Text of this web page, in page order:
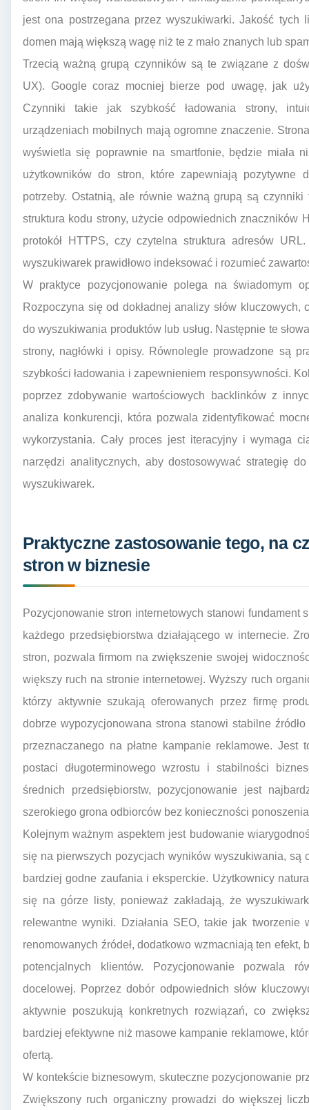
jest ona postrzegana przez wyszukiwarki. Jakość
domen mają większą wagę niż te z mało znanych lub
Trzecią ważną grupą czynników są te związane z
UX). Google coraz mocniej bierze pod uwagę, jak
Czynniki takie jak szybkość ładowania strony,
urządzeniach mobilnych mają ogromne znaczenie.
wyświetla się poprawnie na smartfonie, będzie miała
użytkowników do stron, które zapewniają pozytywne
potrzeby. Ostatnią, ale równie ważną grupą są
struktura kodu strony, użycie odpowiednich znaczników
protokół HTTPS, czy czytelna struktura adresów
wyszukiwarek prawidłowo indeksować i rozumieć
W praktyce pozycjonowanie polega na świadomym
Rozpoczyna się od dokładnej analizy słów
do wyszukiwania produktów lub usług. Następnie te
strony, nagłówki i opisy. Równolegle prowadzone są
szybkości ładowania i zapewnieniem responsywności.
poprzez zdobywanie wartościowych backlinków z
analiza konkurencji, która pozwala zidentyfikować
wykorzystania. Cały proces jest iteracyjny i wymaga
narzędzi analitycznych, aby dostosowywać strategię
wyszukiwarek.
Praktyczne zastosowanie tego, na
stron w biznesie
Pozycjonowanie stron internetowych stanowi fundament
każdego przedsiębiorstwa działającego w internecie.
stron, pozwala firmom na zwiększenie swojej
większy ruch na stronie internetowej. Wyższy ruch
którzy aktywnie szukają oferowanych przez firmę
dobrze wypozycjonowana strona stanowi stabilne
przeznaczanego na płatne kampanie reklamowe.
postaci długoterminowego wzrostu i stabilności
średnich przedsiębiorstw, pozycjonowanie jest
szerokiego grona odbiorców bez konieczności
Kolejnym ważnym aspektem jest budowanie
się na pierwszych pozycjach wyników wyszukiwania, są
bardziej godne zaufania i eksperckie. Użytkownicy
się na górze listy, ponieważ zakładają, że
relewantne wyniki. Działania SEO, takie jak
renomowanych źródeł, dodatkowo wzmacniają ten
potencjalnych klientów. Pozycjonowanie pozwala
docelowej. Poprzez dobór odpowiednich słów
aktywnie poszukują konkretnych rozwiązań, co
bardziej efektywne niż masowe kampanie reklamowe,
ofertą.
W kontekście biznesowym, skuteczne pozycjonowanie
Zwiększony ruch organiczny prowadzi do większej